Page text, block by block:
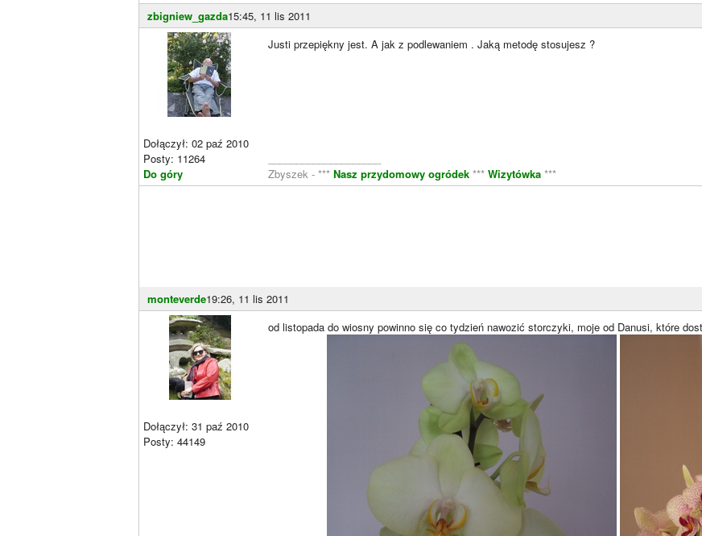
zbigniew_gazda15:45, 11 lis 2011
Dołączył: 02 paź 2010
Posty: 11264
Do góry
Justi przepiękny jest. A jak z podlewaniem . Jaką metodę stosujesz ?
Zbyszek - *** Nasz przydomowy ogródek *** Wizytówka ***
monteverde19:26, 11 lis 2011
Dołączył: 31 paź 2010
Posty: 44149
od listopada do wiosny powinno się co tydzień nawozić storczyki, moje od Danusi, które